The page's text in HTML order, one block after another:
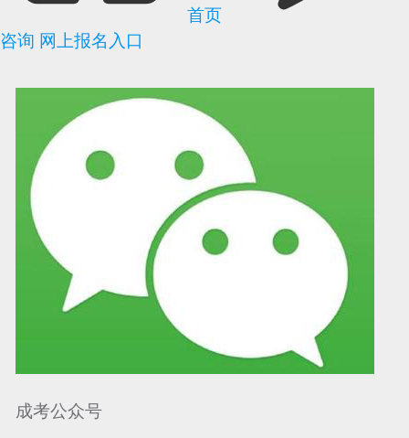
可信网站信用评 网络警察提醒你
首页
咨询 网上报名入口
成考公众号